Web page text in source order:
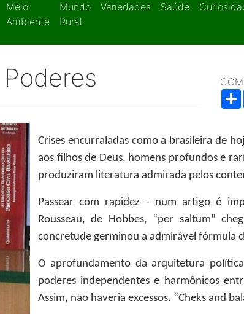
Meio
Ambiente
Mundo
Rural
Variedades Saúde
Crises encurraladas como a brasileira de
aos filhos de Deus, homens profundos e
produziram literatura admirada pelos
Passear com rapidez - num artigo é
Rousseau, de Hobbes, “per saltum”
concretude germinou a admirável fórmula
O aprofundamento da arquitetura
poderes independentes e harmônicos
Assim, não haveria excessos. “Cheks and